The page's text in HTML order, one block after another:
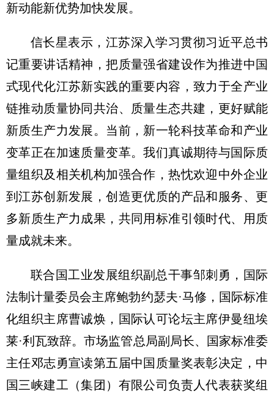
新动能新优势加快发展。
信长星表示，江苏深入学习贯彻习近平总书
记重要讲话精神，把质量强省建设作为推进中国
式现代化江苏新实践的重要内容，致力于全产业
链推动质量协同共治、质量生态共建，更好赋能
新质生产力发展。当前，新一轮科技革命和产业
变革正在加速质量变革。我们真诚期待与国际质
量组织及相关机构加强合作，热忱欢迎中外企业
到江苏创新发展，创造更优质的产品和服务、更
多新质生产力成果，共同用标准引领时代、用质
量成就未来。
联合国工业发展组织副总干事邹刺勇，国际
法制计量委员会主席鲍勃约瑟夫·马修，国际标准
化组织主席曹诚焕，国际认可论坛主席伊曼纽埃
莱·利瓦致辞。市场监管总局副局长、国家标准委
主任邓志勇宣读第五届中国质量奖表彰决定，中
国三峡建工（集团）有限公司负责人代表获奖组